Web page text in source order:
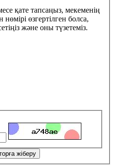
қате тапсаңыз, мекеменің
өзгертілген болса,
және оны түзетеміз.
жіберу